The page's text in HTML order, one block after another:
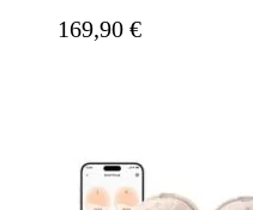
169,90 €